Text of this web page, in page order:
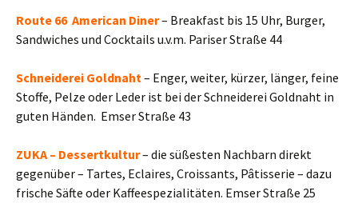
Route 66 American Diner– Breakfast bis 15 Uhr, Burger,
Sandwiches und Cocktails u.v.m. Pariser Straße 44
Schneiderei Goldnaht– Enger, weiter, kürzer, länger, feine
Stoffe, Pelze oder Leder ist bei der Schneiderei Goldnaht in
guten Händen. Emser Straße 43
ZUKA – Dessertkultur– die süßesten Nachbarn direkt
gegenüber – Tartes, Eclaires, Croissants, Pâtisserie – dazu
frische Säfte oder Kaffeespezialitäten. Emser Straße 25